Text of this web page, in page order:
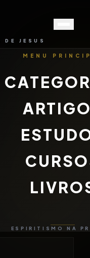
JESUS
MENU
ESPIRITISMO NA
de